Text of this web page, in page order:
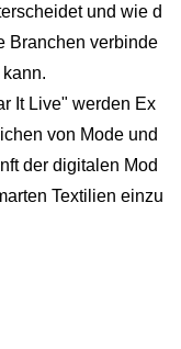
und wie d
Branchen verbinde
It Live" werden Ex
von Mode und
der digitalen Mod
Textilien einzu